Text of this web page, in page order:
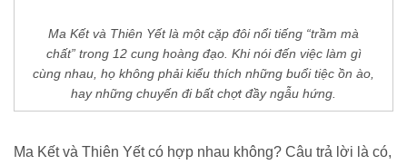
Ma Kết và Thiên Yết là một cặp đôi nổi tiếng “trầm mà
chất” trong 12 cung hoàng đạo. Khi nói đến việc làm gì
cùng nhau, họ không phải kiểu thích những buổi tiệc ồn ào,
hay những chuyến đi bất chợt đầy ngẫu hứng.
Ma Kết và Thiên Yết có hợp nhau không? Câu trả lời là có,